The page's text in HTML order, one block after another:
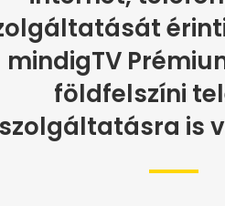
mindigTV
földfelszíni
szolgáltatásra is